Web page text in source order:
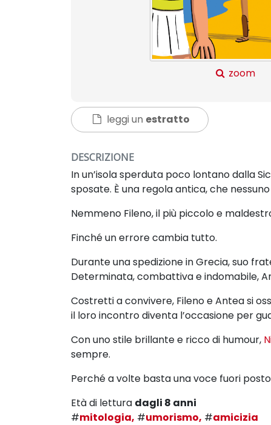
zoom
leggi un estratto
DESCRIZIONE
In un’isola sperduta poco lontano dalla
sposate. È una regola antica, che
Nemmeno Fileno, il più piccolo e
Finché un errore cambia tutto.
Durante una spedizione in Grecia, suo
Determinata, combattiva e indomabile,
Costretti a convivere, Fileno e Antea si
il loro incontro diventa l’occasione per
Con uno stile brillante e ricco di humour,
sempre.
Perché a volte basta una voce fuori
Età di lettura dagli 8 anni
#mitologia, #umorismo, #amicizia